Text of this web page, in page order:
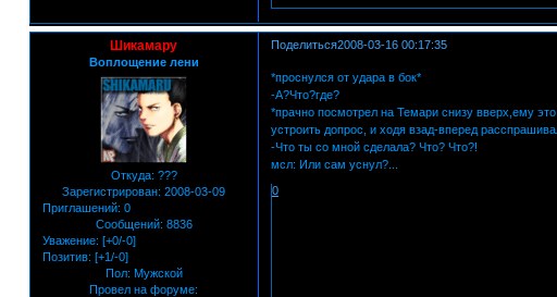
Поделиться2008-03-16 00:17:35
Шикамару
Воплощение лени
Откуда: ???
Зарегистрирован: 2008-03-09
Приглашений: 0
Сообщений: 8836
Уважение: [+0/-0]
Позитив: [+1/-0]
Пол: Мужской
Провел на форуме:
*проснулся от удара в бок*
-А?Что?где?
*прачно посмотрел на Темари снизу вверх,ему
устроить допрос, и ходя взад-вперед
-Что ты со мной сделала? Что? Что?!
мсл: Или сам уснул?...
0